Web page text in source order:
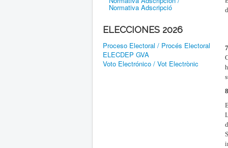
Normativa Adscripció
ELECCIONES 2026
Proceso Electoral / Procés Electoral
ELECDEP GVA
Voto Electrónico / Vot Electrònic